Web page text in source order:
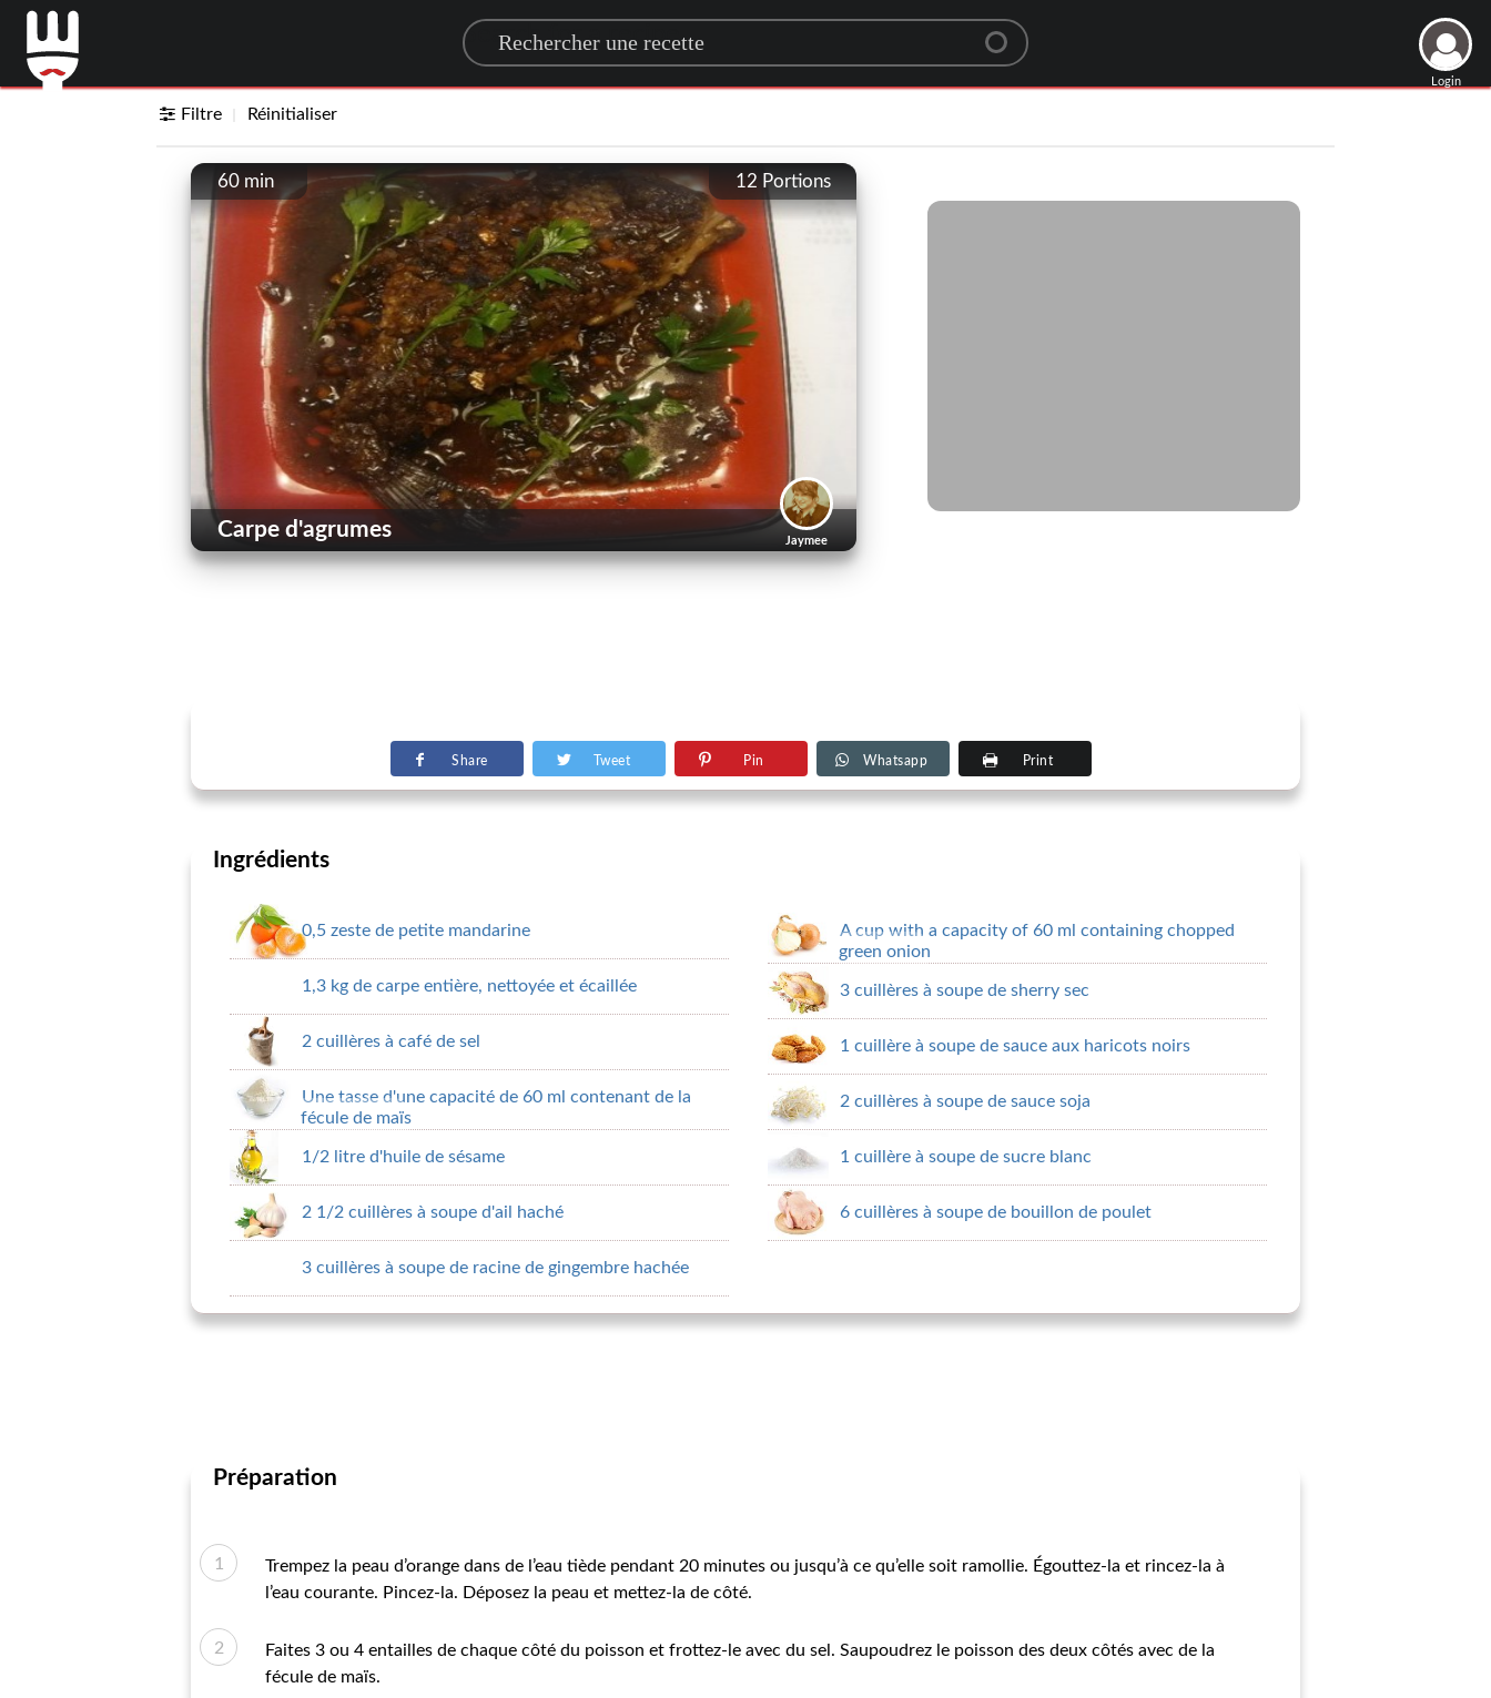
Search for a recipe
Login
Filtre Réinitialiser
12 Portions
60 min
Jaymee
Carpe d'agrumes
Share Tweet Pin Whatsapp Print
Ingrédients
0,5 zeste de petite mandarine
1,3 kg de carpe entière, nettoyée et écaillée
2 cuillères à café de sel
Une tasse d'une capacité de 60 ml contenant de la
fécule de maïs
1/2 litre d'huile de sésame
2 1/2 cuillères à soupe d'ail haché
3 cuillères à soupe de racine de gingembre hachée
A cup with a capacity of 60 ml containing chopped
green onion
3 cuillères à soupe de sherry sec
1 cuillère à soupe de sauce aux haricots noirs
2 cuillères à soupe de sauce soja
1 cuillère à soupe de sucre blanc
6 cuillères à soupe de bouillon de poulet
Préparation
Trempez la peau d’orange dans de l’eau tiède pendant 20 minutes ou jusqu’à ce qu’elle soit ramollie. Égouttez-la et rincez-la à
l’eau courante. Pincez-la. Déposez la peau et mettez-la de côté.
Faites 3 ou 4 entailles de chaque côté du poisson et frottez-le avec du sel. Saupoudrez le poisson des deux côtés avec de la
fécule de maïs.